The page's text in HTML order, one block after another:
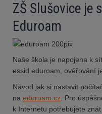
ZŠ Slušovice je
Eduroam
Naše škola je napojena k
essid eduroam, ověřování
Návod jak si nastavit
na eduroam.cz . Pro
k Internetu potřebujete